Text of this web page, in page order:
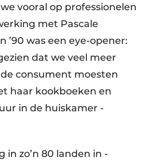
vooral op professionelen
met Pascale
’90 was een eye-opener:
dat we veel meer
consument moesten
haar kookboeken en
in de huiskamer
in zo’n 80 landen in